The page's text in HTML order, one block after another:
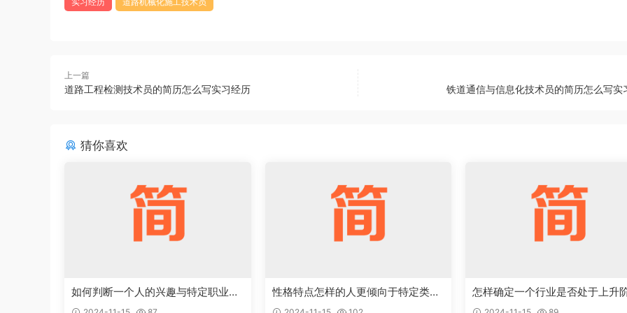
上一篇
道路工程检测技术员的简历怎么写实习经历 铁道通信与信息化技术员的简历怎么写实
猜你喜欢
如何判断一个人的兴趣与特定职业能
够完美结合
性格特点怎样的人更倾向于特定类型
的工作岗位
怎样确定一个行业是否处于上升
段，值得作为求职目标